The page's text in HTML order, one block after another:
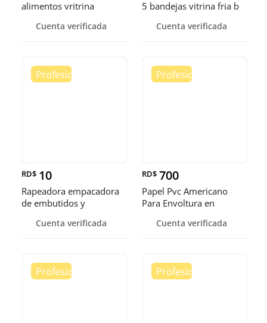
alimentos vritrina
Cuenta verificada
5 bandejas vitrina fria b
Cuenta verificada
RD$ 10
Rapeadora empacadora
de embutidos y
Cuenta verificada
RD$ 700
Papel Pvc Americano
Para Envoltura en
pulgadas
Cuenta verificada